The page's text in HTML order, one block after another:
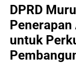
DPRD
Penerapan
untuk